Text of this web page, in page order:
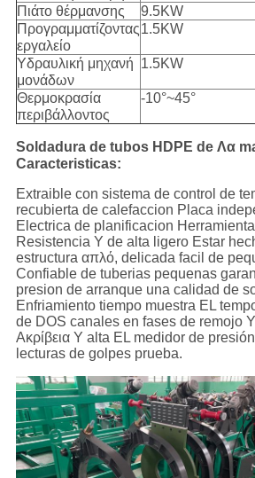
Πιάτο θέρμανσης
9.5KW
Προγραμματίζοντας
εργαλείο
1.5KW
Υδραυλική μηχανή
μονάδων
1.5KW
Θερμοκρασία
περιβάλλοντος
-10°~45°
Soldadura de tubos HDPE de Λα
Caracteristicas:
Extraible con sistema de control de
recubierta de calefaccion Placa
Electrica de planificacion Herramienta
Resistencia Υ de alta ligero Estar
estructura απλό, delicada facil de
Confiable de tuberias pequenas
presion de arranque una calidad de
Enfriamiento tiempo muestra EL
de DOS canales en fases de remojo Υ
Ακρίβεια Υ alta EL medidor de
lecturas de golpes prueba.